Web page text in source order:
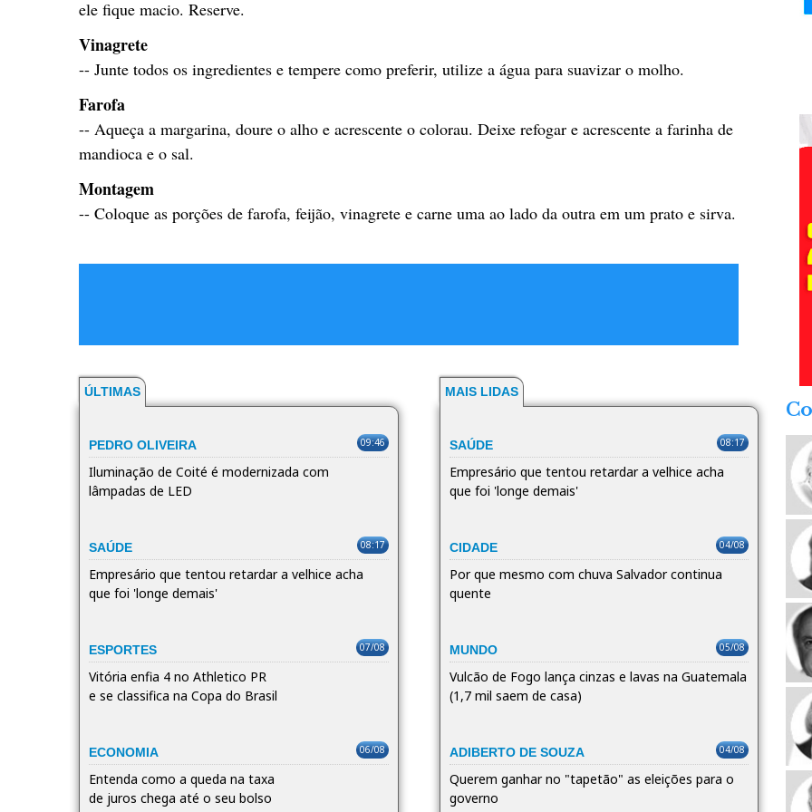
ele fique macio. Reserve.
Vinagrete
-- Junte todos os ingredientes e tempere como preferir, utilize a água para suavizar o molho.
Farofa
-- Aqueça a margarina, doure o alho e acrescente o colorau. Deixe refogar e acrescente a farinha de
mandioca e o sal.
Montagem
-- Coloque as porções de farofa, feijão, vinagrete e carne uma ao lado da outra em um prato e sirva.
ÚLTIMAS
PEDRO OLIVEIRA 09:46
Iluminação de Coité é modernizada com
lâmpadas de LED
SAÚDE 08:17
Empresário que tentou retardar a velhice acha
que foi 'longe demais'
ESPORTES 07/08
Vitória enfia 4 no Athletico PR
e se classifica na Copa do Brasil
ECONOMIA 06/08
Entenda como a queda na taxa
de juros chega até o seu bolso
MAIS LIDAS
SAÚDE 08:17
Empresário que tentou retardar a velhice acha
que foi 'longe demais'
CIDADE 04/08
Por que mesmo com chuva Salvador continua
quente
MUNDO 05/08
Vulcão de Fogo lança cinzas e lavas na Guatemala
(1,7 mil saem de casa)
ADIBERTO DE SOUZA 04/08
Querem ganhar no "tapetão" as eleições para o
governo